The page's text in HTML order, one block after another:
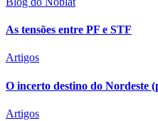
As tensões entre PF e STF
Artigos
O incerto destino do Nordeste
Artigos